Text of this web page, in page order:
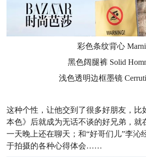
彩色条纹背心 Marni
黑色阔腿裤Solid
浅色透明边框墨镜
这种个性，让他交到了很多好朋友，比
本色》后就成为无话不谈的好兄弟，就
一天晚上还在聊天；和“好哥们儿”李沁
于拍摄的各种心得体会……